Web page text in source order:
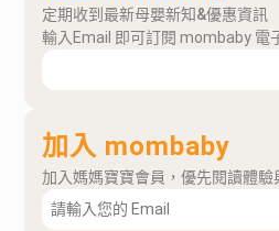
定期收到最新母嬰新知&優惠資訊
輸入Email 即可訂閱 mombaby 電
加入 mombaby
加入媽媽寶寶會員，優先閱讀體驗